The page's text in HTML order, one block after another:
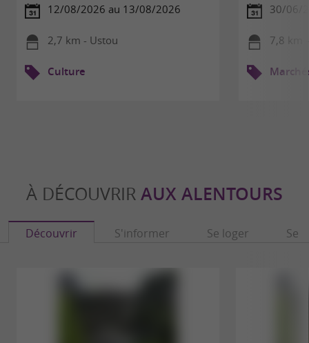
12/08/2026 au 13/08/2026
2,7 km - Ustou
Culture
30/06/
7,8 km
À DÉCOUVRIR AUX ALENTOURS
Découvrir S'informer Se loger Se